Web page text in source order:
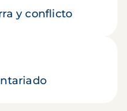
y conflicto